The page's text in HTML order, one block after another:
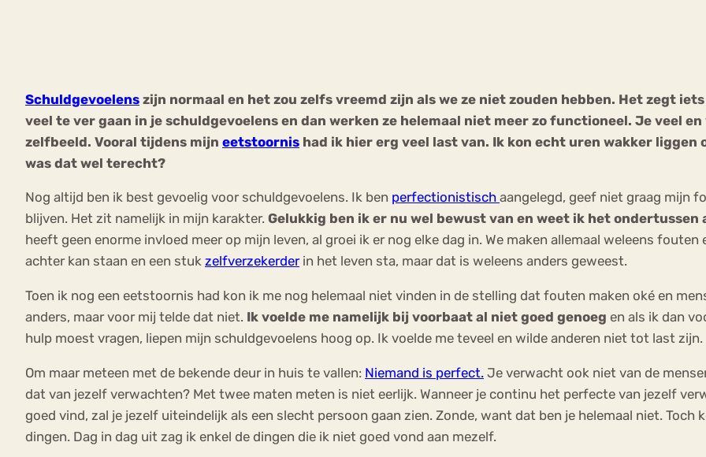
Schuldgevoelens zijn normaal en het zou zelfs vreemd zijn als we ze niet zouden hebben. Het zegt
veel te ver gaan in je schuldgevoelens en dan werken ze helemaal niet meer zo functioneel. Je veel
zelfbeeld. Vooral tijdens mijn eetstoornis had ik hier erg veel last van. Ik kon echt uren wakker liggen
was dat wel terecht?
Nog altijd ben ik best gevoelig voor schuldgevoelens. Ik ben perfectionistisch aangelegd, geef niet graag mijn
blijven. Het zit namelijk in mijn karakter. Gelukkig ben ik er nu wel bewust van en weet ik het
heeft geen enorme invloed meer op mijn leven, al groei ik er nog elke dag in. We maken allemaal weleens
achter kan staan en een stuk zelfverzekerderin het leven sta, maar dat is weleens anders geweest.
Toen ik nog een eetstoornis had kon ik me nog helemaal niet vinden in de stelling dat fouten maken oké en
anders, maar voor mij telde dat niet. Ik voelde me namelijk bij voorbaat al niet goed genoeg en als ik dan
hulp moest vragen, liepen mijn schuldgevoelens hoog op. Ik voelde me teveel en wilde anderen niet tot last
Om maar meteen met de bekende deur in huis te vallen: Niemand is perfect. Je verwacht ook niet van de
dat van jezelf verwachten? Met twee maten meten is niet eerlijk. Wanneer je continu het perfecte van jezelf
goed vind, zal je jezelf uiteindelijk als een slecht persoon gaan zien. Zonde, want dat ben je helemaal niet. Toch
dingen. Dag in dag uit zag ik enkel de dingen die ik niet goed vond aan mezelf.
Boulimia Nervosa Eetstoornis Anorexia Nervosa Eetbuien
Orthorexia